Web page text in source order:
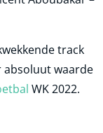
track
absoluut waarde
WK 2022.